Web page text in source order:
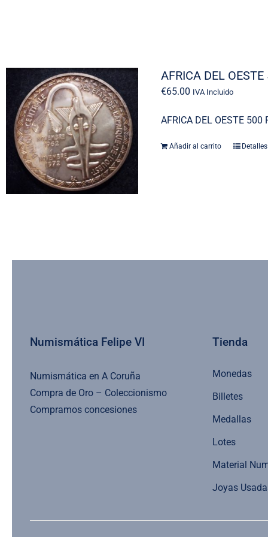
AFRICA DEL
€65.00 IVA Incluido
AFRICA DEL OESTE 500
Añadir al carrito Detalles
Numismática Felipe VI
Numismática en A Coruña
Compra de Oro – Coleccionismo
Compramos concesiones
Tienda
Monedas
Billetes
Medallas
Lotes
Material
Joyas